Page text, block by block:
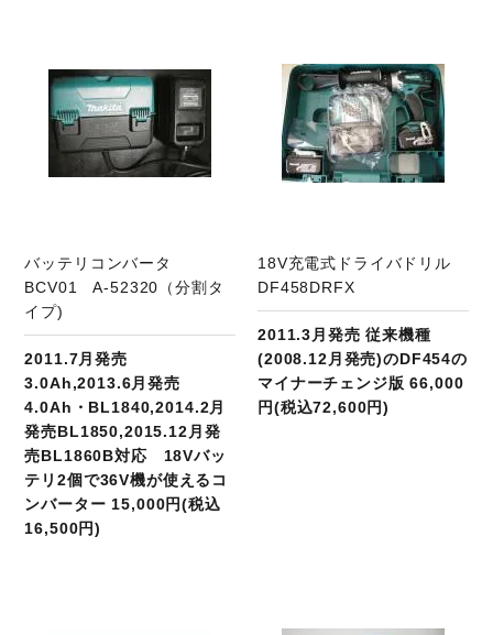
バッテリコンバータ
BCV01 A-52320（分割タ
イプ)
2011.7月発売
3.0Ah,2013.6月発売
4.0Ah・BL1840,2014.2月
発売BL1850,2015.12月発
売BL1860B対応 18Vバッ
テリ2個で36V機が使えるコ
ンバーター 15,000円(税込
16,500円)
18V充電式ドライバドリル
DF458DRFX
2011.3月発売 従来機種
(2008.12月発売)のDF454の
マイナーチェンジ版 66,000
円(税込72,600円)